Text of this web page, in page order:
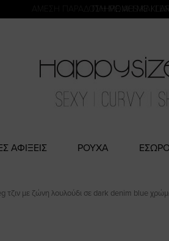
ΑΜΕΣΗ ΠΑΡΑΔΟΣΗ ΜΕ ACS ΚΑΙ
ΑΦΙΞΕΙΣ ΡΟΥΧΑ
τζιν με ζώνη λουλούδι σε dark denim blue